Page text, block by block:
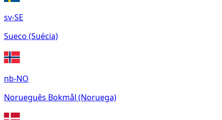
sv-SE
Sueco (Suécia)
nb-NO
Norueguês Bokmål (Noruega)